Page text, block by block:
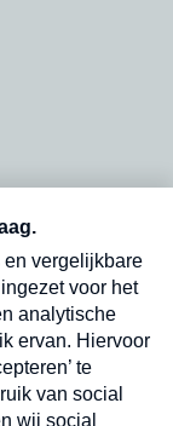
in
Verzend